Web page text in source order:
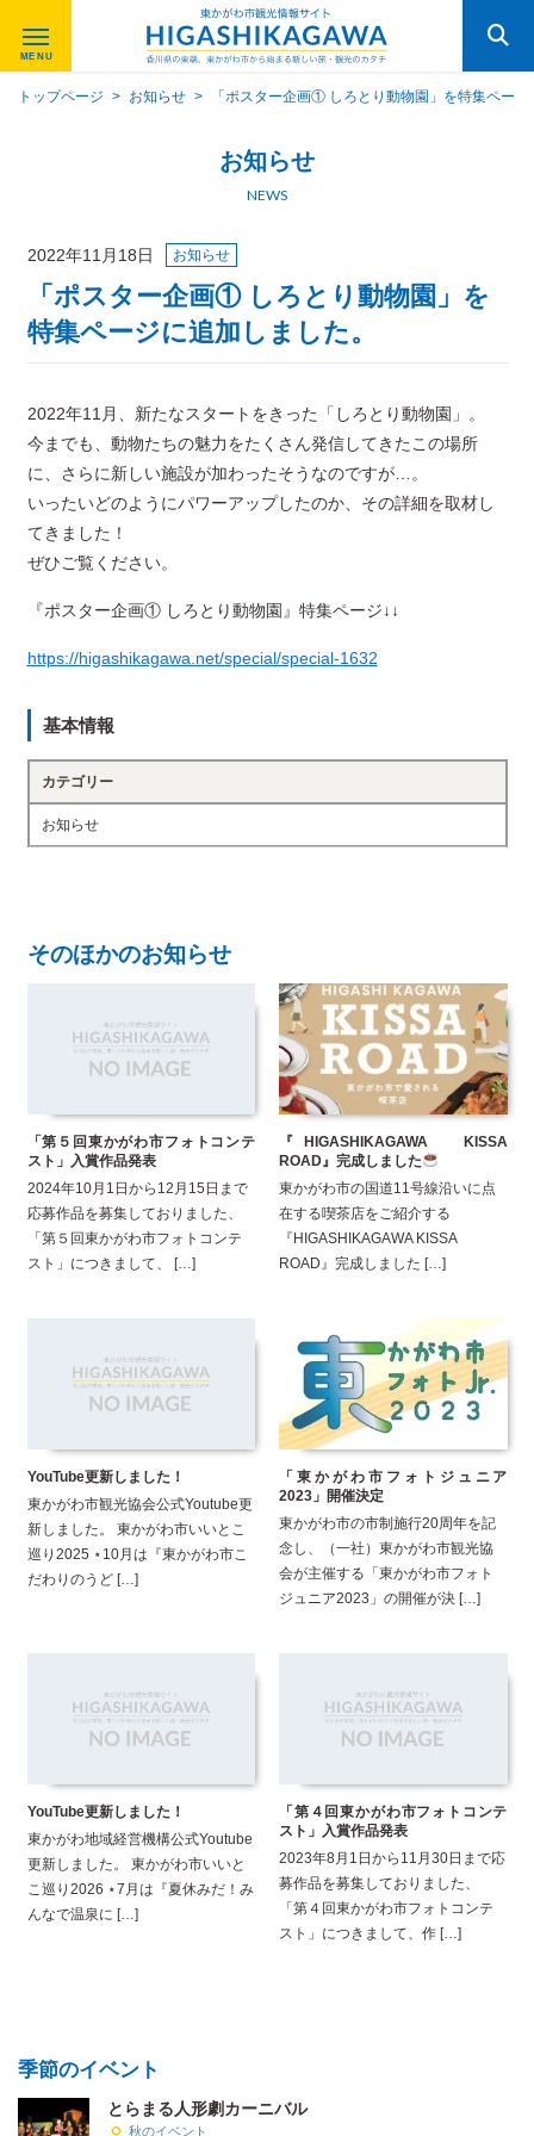
トップページ > お知らせ > 「ポスター企画① しろとり動物園」を特集ペー
お知らせ
NEWS
2022年11月18日 お知らせ
「ポスター企画① しろとり動物園」を
特集ページに追加しました。
2022年11月、新たなスタートをきった「しろとり動物園」。
今までも、動物たちの魅力をたくさん発信してきたこの場所
に、さらに新しい施設が加わったそうなのですが…。
いったいどのようにパワーアップしたのか、その詳細を取材し
てきました！
ぜひご覧ください。
『ポスター企画① しろとり動物園』特集ページ↓↓
https://higashikagawa.net/special/special-1632
基本情報
カテゴリー
お知らせ
そのほかのお知らせ
「第５回東かがわ市フォトコンテ
スト」入賞作品発表
2024年10月1日から12月15日まで
応募作品を募集しておりました、
「第５回東かがわ市フォトコンテ
スト」につきまして、 […]
『HIGASHIKAGAWA KISSA
ROAD』完成しました
東かがわ市の国道11号線沿いに点
在する喫茶店をご紹介する
『HIGASHIKAGAWA KISSA
ROAD』完成しました […]
YouTube更新しました！
東かがわ市観光協会公式Youtube更
新しました。 東かがわ市いいとこ
巡り2025 ⋆10月は『東かがわ市こ
だわりのうど […]
「東かがわ市フォトジュニア
2023」開催決定
東かがわ市の市制施行20周年を記
念し、（一社）東かがわ市観光協
会が主催する「東かがわ市フォト
ジュニア2023」の開催が決 […]
YouTube更新しました！
東かがわ地域経営機構公式Youtube
更新しました。 東かがわ市いいと
こ巡り2026 ⋆7月は『夏休みだ！み
んなで温泉に […]
「第４回東かがわ市フォトコンテ
スト」入賞作品発表
2023年8月1日から11月30日まで応
募作品を募集しておりました、
「第４回東かがわ市フォトコンテ
スト」につきまして、作 […]
季節のイベント
とらまる人形劇カーニバル
秋のイベント